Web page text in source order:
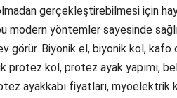
gerçekleştirebilmesi için
modern yöntemler sayesinde
görür. Biyonik el, biyonik kol, kafo
kol, protez ayak yapımı,
ayakkabı fiyatları, myoelektrik